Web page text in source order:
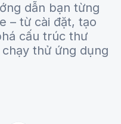
dẫn bạn từng
– từ cài đặt, tạo
cấu trúc thư
thử ứng dụng